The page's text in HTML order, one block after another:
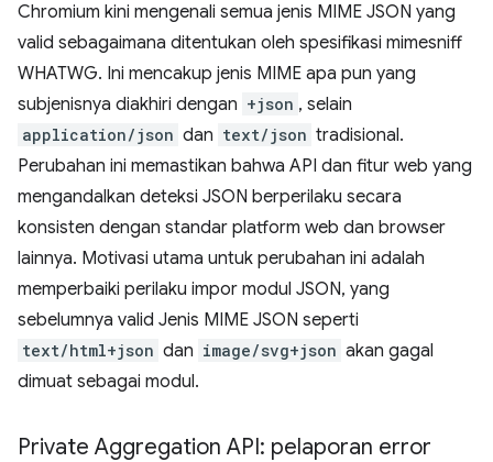
Chromium kini mengenali semua jenis MIME JSON yang
valid sebagaimana ditentukan oleh spesifikasi mimesniff
WHATWG. Ini mencakup jenis MIME apa pun yang
subjenisnya diakhiri dengan +json , selain
application/json dan text/json tradisional.
Perubahan ini memastikan bahwa API dan fitur web yang
mengandalkan deteksi JSON berperilaku secara
konsisten dengan standar platform web dan browser
lainnya. Motivasi utama untuk perubahan ini adalah
memperbaiki perilaku impor modul JSON, yang
sebelumnya valid Jenis MIME JSON seperti
text/html+json dan image/svg+json akan gagal
dimuat sebagai modul.
Private Aggregation API: pelaporan error